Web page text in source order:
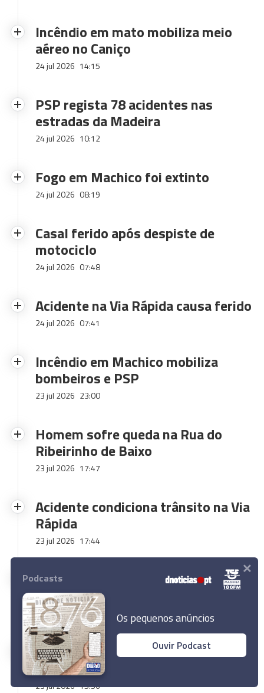
Incêndio em mato mobiliza meio
aéreo no Caniço
24 jul 2026 14:15
PSP regista 78 acidentes nas
estradas da Madeira
24 jul 2026 10:12
Fogo em Machico foi extinto
24 jul 2026 08:19
Casal ferido após despiste de
motociclo
24 jul 2026 07:48
Acidente na Via Rápida causa ferido
24 jul 2026 07:41
Incêndio em Machico mobiliza
bombeiros e PSP
23 jul 2026 23:00
Homem sofre queda na Rua do
Ribeirinho de Baixo
23 jul 2026 17:47
Acidente condiciona trânsito na Via
Rápida
23 jul 2026 17:44
Mulher de 78 anos ferida após
queda nas escadas rolantes
23 jul 2026 17:38
Força Aérea assegura transporte
de doente entre ilhas
23 jul 2026 15:56
Podcasts
Os pequenos anúncios
Ouvir Podcast
×